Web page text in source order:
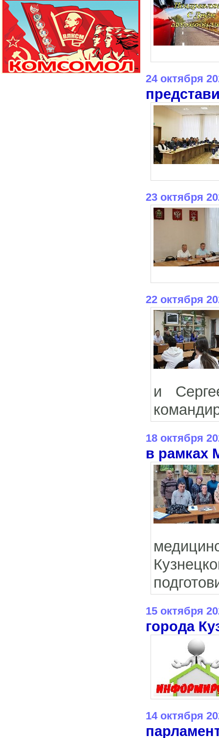
24 октября
23 октября
22 октября
и
18 октября
в рамках
15 октября
города
14 октября